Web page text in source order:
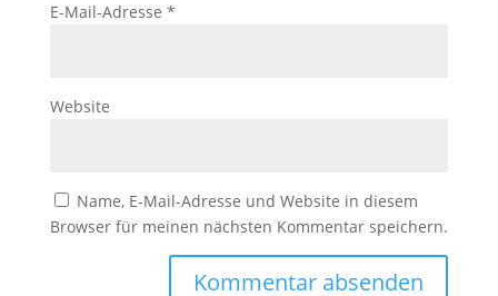
E-Mail-Adresse *
Website
Name, E-Mail-Adresse und Website in diesem
Browser für meinen nächsten Kommentar speichern.